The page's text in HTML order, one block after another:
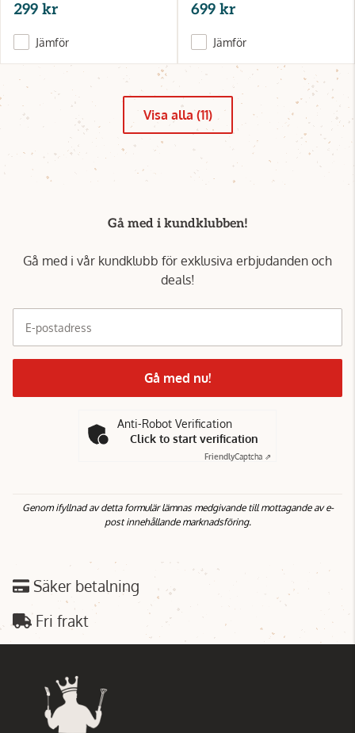
299 kr
Jämför
699 kr
Jämför
Visa alla (11)
Gå med i kundklubben!
Gå med i vår kundklubb för exklusiva erbjudanden och
deals!
E-postadress
Gå med nu!
Anti-Robot Verification
Click to start verification
FriendlyCaptcha ⇗
Genom ifyllnad av detta formulär lämnas medgivande till mottagande av e-
post innehållande marknadsföring.
Säker betalning
Fri frakt